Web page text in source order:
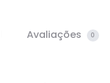
Avaliações 0